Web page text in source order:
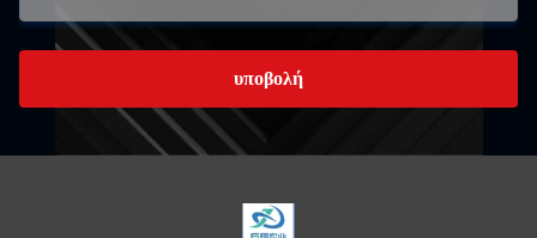
υποβολή